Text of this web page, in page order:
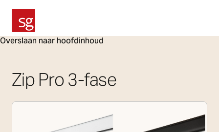
Overslaan naar hoofdinhoud
SG Armaturen
Zip Pro 3-fase